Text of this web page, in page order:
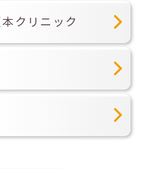
クリニック